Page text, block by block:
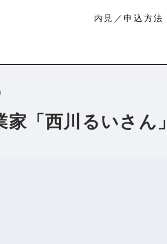
内見／申込方法
「西川るいさん」